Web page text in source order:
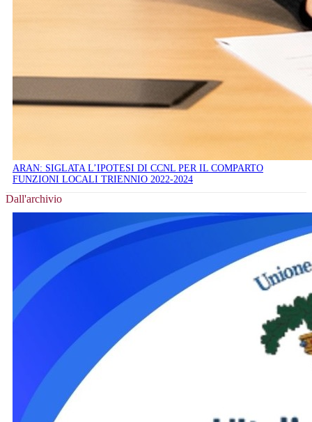
ARAN: SIGLATA L’IPOTESI DI CCNL PER IL COMPARTO
FUNZIONI LOCALI TRIENNIO 2022-2024
Dall'archivio